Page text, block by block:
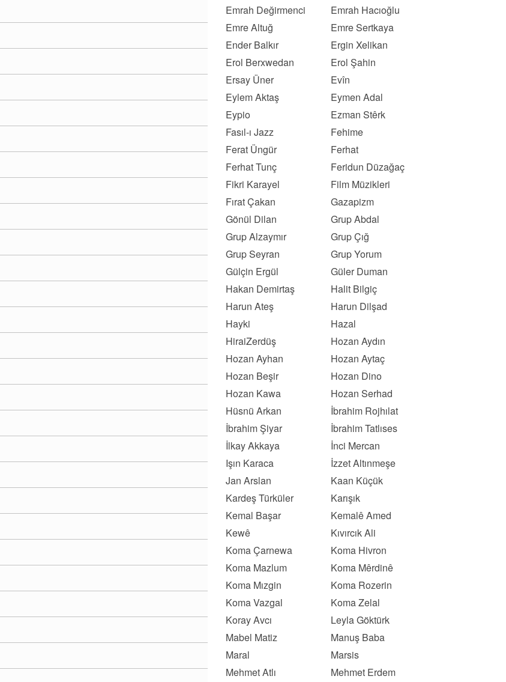
Emrah Değirmenci
Emrah Hacıoğlu
Emre Altuğ
Emre Sertkaya
Ender Balkır
Ergin Xelikan
Erol Berxwedan
Erol Şahin
Ersay Üner
Evîn
Eylem Aktaş
Eymen Adal
Eypio
Ezman Stêrk
Fasıl-ı Jazz
Fehime
Ferat Üngür
Ferhat
Ferhat Tunç
Feridun Düzağaç
Fikri Karayel
Film Müzikleri
Fırat Çakan
Gazapizm
Gönül Dilan
Grup Abdal
Grup Alzaymır
Grup Çığ
Grup Seyran
Grup Yorum
Gülçin Ergül
Güler Duman
Hakan Demirtaş
Halit Bilgiç
Harun Ateş
Harun Dilşad
Hayki
Hazal
HiraiZerdüş
Hozan Aydın
Hozan Ayhan
Hozan Aytaç
Hozan Beşir
Hozan Dino
Hozan Kawa
Hozan Serhad
Hüsnü Arkan
İbrahim Rojhılat
İbrahim Şiyar
İbrahim Tatlıses
İlkay Akkaya
İnci Mercan
Işın Karaca
İzzet Altınmeşe
Jan Arslan
Kaan Küçük
Kardeş Türküler
Karışık
Kemal Başar
Kemalê Amed
Kewê
Kıvırcık Ali
Koma Çarnewa
Koma Hivron
Koma Mazlum
Koma Mêrdinê
Koma Mızgin
Koma Rozerin
Koma Vazgal
Koma Zelal
Koray Avcı
Leyla Göktürk
Mabel Matiz
Manuş Baba
Maral
Marsis
Mehmet Atlı
Mehmet Erdem